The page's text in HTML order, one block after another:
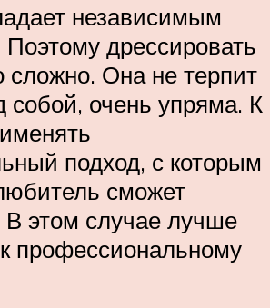
независимым
Поэтому дрессировать
сложно. Она не терпит
собой, очень упряма. К
подход, с которым
сможет
В этом случае лучше
профессиональному